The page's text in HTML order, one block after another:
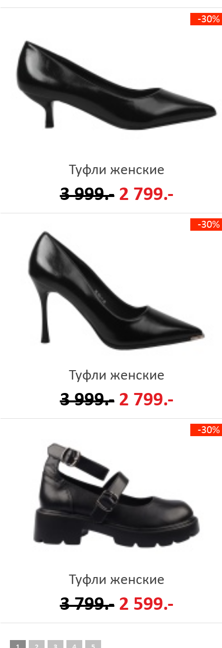
-30%
Туфли женские
3 999.- 2 799.-
-30%
Туфли женские
3 999.- 2 799.-
-30%
Туфли женские
3 799.- 2 599.-